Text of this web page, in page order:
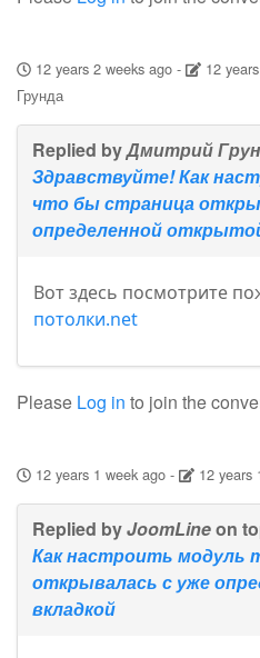
12 years 2 weeks ago- 12
Грунда
Replied byДмитрий
Здравствуйте! Как
что бы страница
определенной
Вот здесь посмотрите
потолки.net
Please Log in to join the
12 years 1 week ago- 12 years
Replied byJoomLineon
Как настроить модуль
открывалась с уже
вкладкой